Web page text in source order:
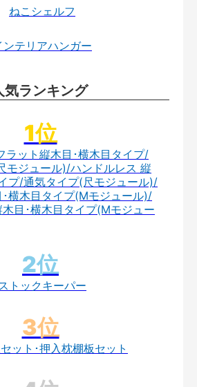
ねこシェルフ
ンテリアハンガー
気ランキング
ラット縦木目･横木目タイプ/
モジュール)/ハンドルレス 縦
プ/通気タイプ(尺モジュール)/
横木目タイプ(Mモジュール)/
目･横木目タイプ(Mモジュー
ストックキーパー
ット･押入枕棚板セット